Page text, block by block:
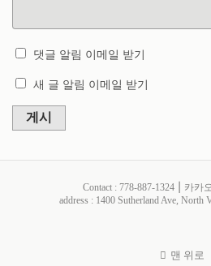
댓글 알림 이메일 받기
새 글 알림 이메일 받기
게시
Contact : 778-887-1324 ⎮ 카카
address : 1400 Sutherland Ave, North
맨 위로